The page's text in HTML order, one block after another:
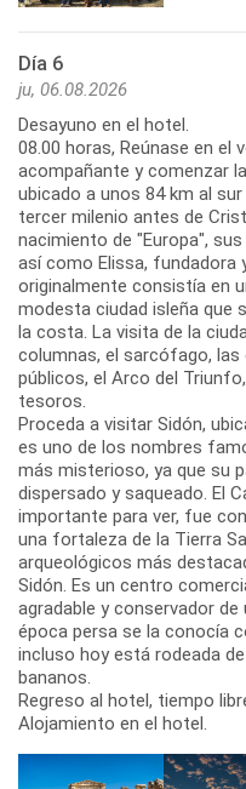
Día 6
ju, 06.08.2026
Desayuno en el hotel.
08.00 horas, Reúnase en el
acompañante y comenzar
ubicado a unos 84 km al
tercer milenio antes de
nacimiento de "Europa",
así como Elissa, fundadora
originalmente consistía en
modesta ciudad isleña que
la costa. La visita de la
columnas, el sarcófago,
públicos, el Arco del
tesoros.
Proceda a visitar Sidón,
es uno de los nombres
más misterioso, ya que su
dispersado y saqueado. El
importante para ver, fue
una fortaleza de la Tierra
arqueológicos más
Sidón. Es un centro
agradable y conservador de
época persa se la conocía
incluso hoy está rodeada
bananos.
Regreso al hotel, tiempo
Alojamiento en el hotel.